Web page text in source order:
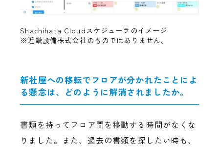
Shachihata Cloudスケジューラのイメージ
※近畿設備株式会社のものではありません。
新社屋への移転でフロアが分かれたことによ
る懸念は、どのように解消されましたか。
書類を持ってフロア間を移動する時間がなくな
りました。また、過去の書類を探したい時も、